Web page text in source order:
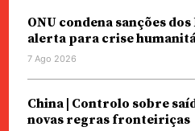
ONU condena sanções
alerta para crise
7 Ago 2026
China | Controlo sobre
novas regras fronteiriças